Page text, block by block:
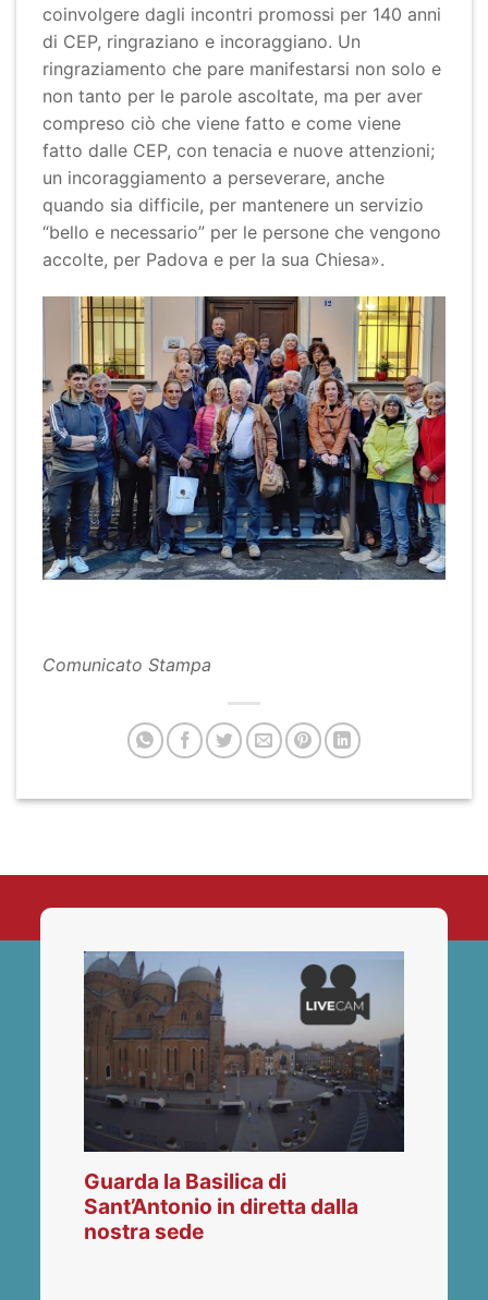
coinvolgere dagli incontri promossi per 140 anni
di CEP, ringraziano e incoraggiano. Un
ringraziamento che pare manifestarsi non solo e
non tanto per le parole ascoltate, ma per aver
compreso ciò che viene fatto e come viene
fatto dalle CEP, con tenacia e nuove attenzioni;
un incoraggiamento a perseverare, anche
quando sia difficile, per mantenere un servizio
“bello e necessario” per le persone che vengono
accolte, per Padova e per la sua Chiesa».
Comunicato Stampa
Guarda la Basilica di
Sant’Antonio in diretta dalla
nostra sede